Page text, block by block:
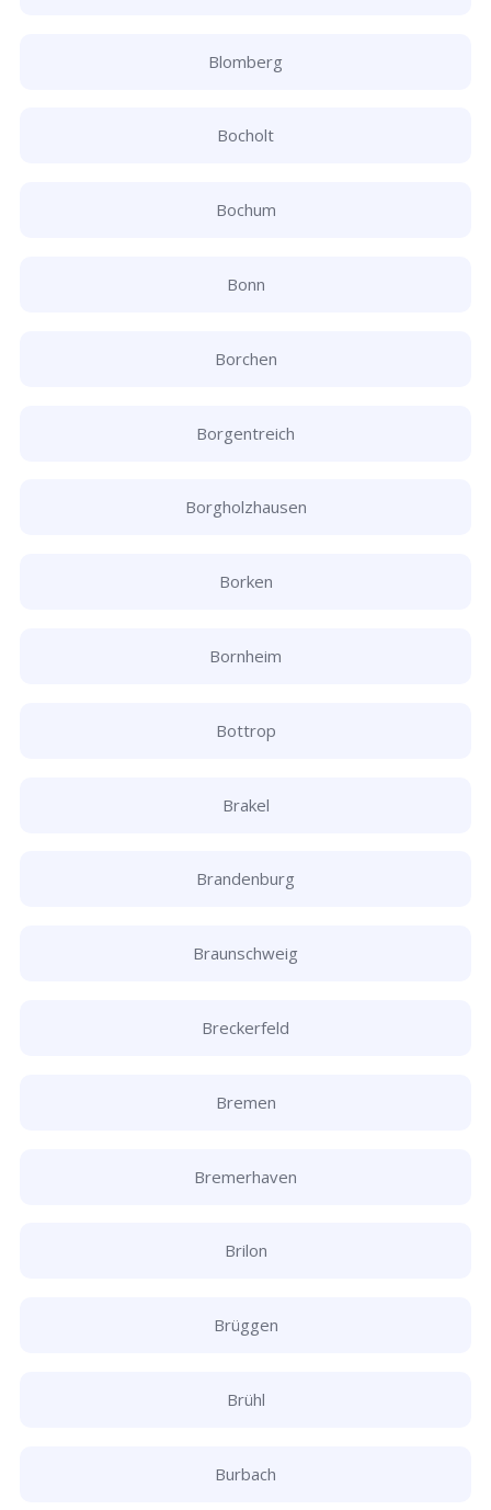
Blomberg
Bocholt
Bochum
Bonn
Borchen
Borgentreich
Borgholzhausen
Borken
Bornheim
Bottrop
Brakel
Brandenburg
Braunschweig
Breckerfeld
Bremen
Bremerhaven
Brilon
Brüggen
Brühl
Burbach